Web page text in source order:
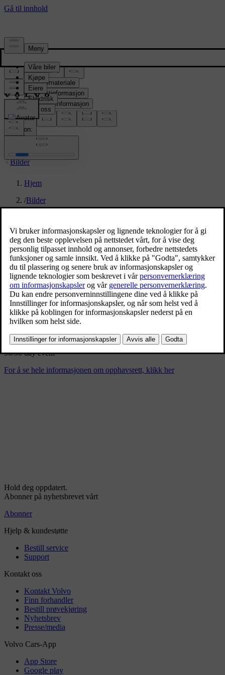
Presserom
Pressemateriale
Produktinformasjon
Selskapsinformasjon
Mediekontakter
location:
NO
Bilder
Hjem
/Bilder
90/90 day event
9/4/2024
Bokmerke
Del
Last ned
90/90 day event
For å se hele informasjonen om opphavsrett, klikk her